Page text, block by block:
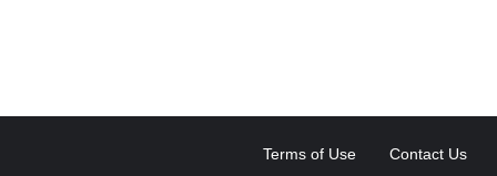
Terms of Use Contact Us